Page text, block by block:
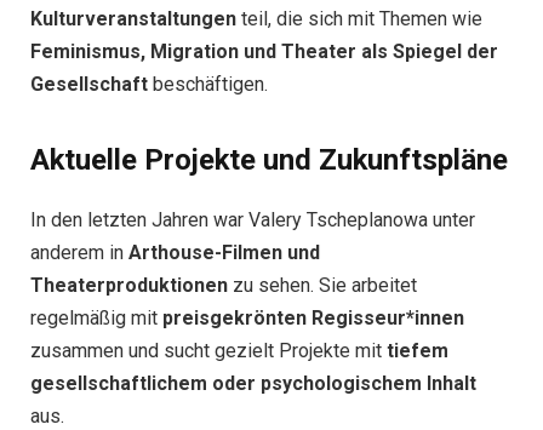
Kulturveranstaltungen teil, die sich mit Themen wie
Feminismus, Migration und Theater als Spiegel der
Gesellschaft beschäftigen.
Aktuelle Projekte und Zukunftspläne
In den letzten Jahren war Valery Tscheplanowa unter
anderem in Arthouse-Filmen und
Theaterproduktionen zu sehen. Sie arbeitet
regelmäßig mit preisgekrönten Regisseur*innen
zusammen und sucht gezielt Projekte mit tiefem
gesellschaftlichem oder psychologischem Inhalt
aus.